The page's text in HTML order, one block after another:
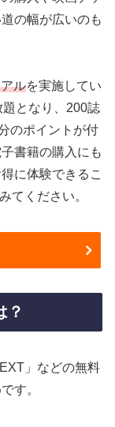
の幅が広いのも
ルを実施してい
となり、200誌
のポイントが付
書籍の購入にも
に体験できるこ
てください。
？
」などの無料
す。